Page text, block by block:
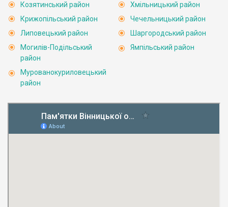
Козятинський район
Крижопільський район
Липовецький район
Могилів-Подільський
район
Мурованокуриловецький
район
Хмільницький район
Чечельницький район
Шаргородський район
Ямпільський район